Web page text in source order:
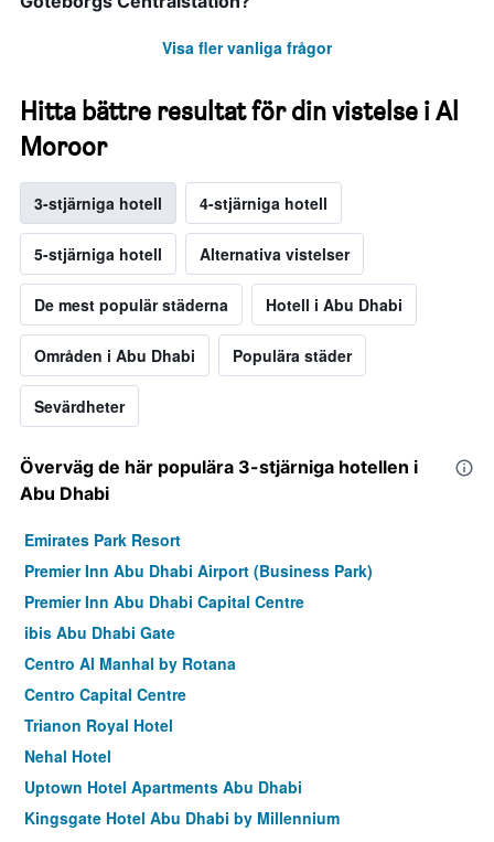
Visa fler vanliga frågor
Hitta bättre resultat för din vistelse i Al
Moroor
3-stjärniga hotell 4-stjärniga hotell
5-stjärniga hotell Alternativa vistelser
De mest populär städerna Hotell i Abu Dhabi
Områden i Abu Dhabi Populära städer
Sevärdheter
Överväg de här populära 3-stjärniga hotellen i
Abu Dhabi
Emirates Park Resort
Premier Inn Abu Dhabi Airport (Business Park)
Premier Inn Abu Dhabi Capital Centre
ibis Abu Dhabi Gate
Centro Al Manhal by Rotana
Centro Capital Centre
Trianon Royal Hotel
Nehal Hotel
Uptown Hotel Apartments Abu Dhabi
Kingsgate Hotel Abu Dhabi by Millennium